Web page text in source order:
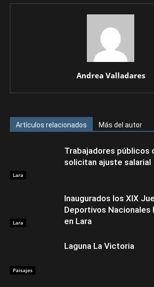
Andrea Valladares
Artículos relacionados Más del autor
Lara
Trabajadores públicos
solicitan ajuste salarial
Lara
Inaugurados los XIX
Deportivos Nacionales
en Lara
Paisajes
Laguna La Victoria